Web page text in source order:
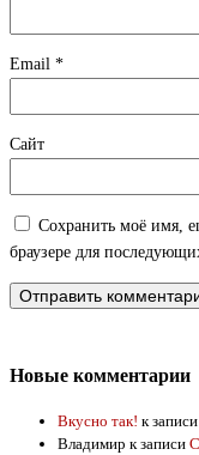
Email *
Сайт
Сохранить моё имя,
браузере для
Новые комментарии
Вкусно так! к записи
Владимир к записи